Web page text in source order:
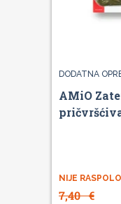
DODATNA
AMiO
NIJE
7,40€